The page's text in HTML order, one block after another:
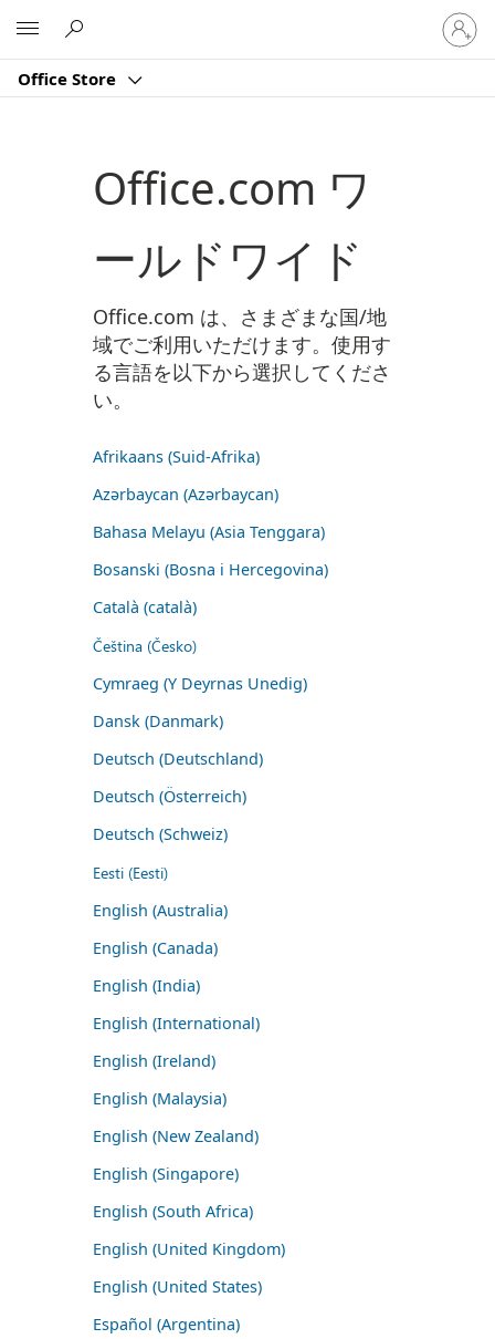
Office Store
ア
カ
ウ
Office.com ワ
ールドワイド
Office.com は、さまざまな国/地
域でご利用いただけます。使用す
る言語を以下から選択してくださ
い。
Afrikaans (Suid-Afrika)
Azərbaycan (Azərbaycan)
Bahasa Melayu (Asia Tenggara)
Bosanski (Bosna i Hercegovina)
Català (català)
Čeština (Česko)
Cymraeg (Y Deyrnas Unedig)
Dansk (Danmark)
Deutsch (Deutschland)
Deutsch (Österreich)
Deutsch (Schweiz)
Eesti (Eesti)
English (Australia)
English (Canada)
English (India)
English (International)
English (Ireland)
English (Malaysia)
English (New Zealand)
English (Singapore)
English (South Africa)
English (United Kingdom)
English (United States)
Español (Argentina)